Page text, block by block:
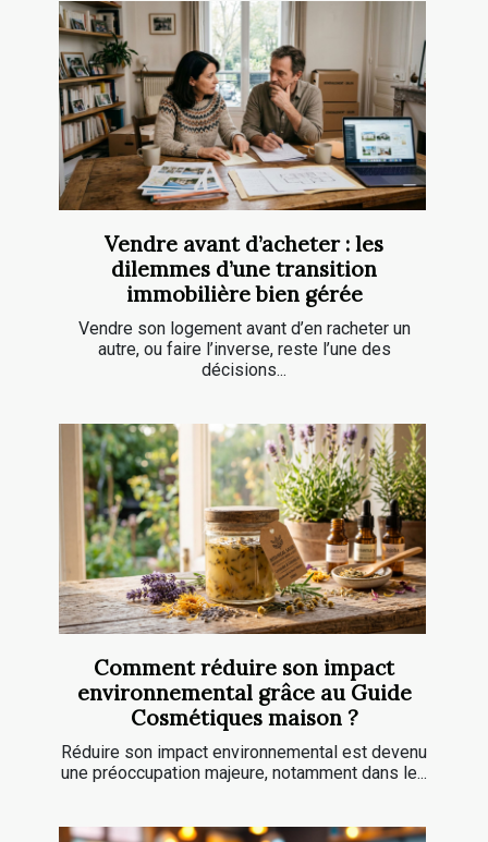
Vendre avant d’acheter : les
dilemmes d’une transition
immobilière bien gérée
Vendre son logement avant d’en racheter un
autre, ou faire l’inverse, reste l’une des
décisions...
Comment réduire son impact
environnemental grâce au Guide
Cosmétiques maison ?
Réduire son impact environnemental est devenu
une préoccupation majeure, notamment dans le...